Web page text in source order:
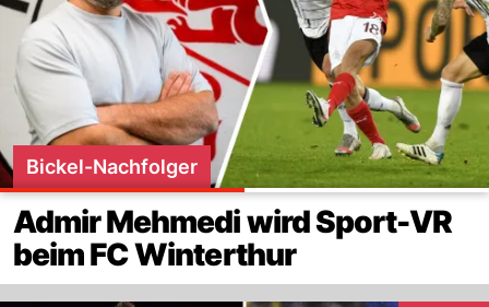
Bickel-Nachfolger
Admir Mehmedi wird Sport-VR
beim FC Winterthur